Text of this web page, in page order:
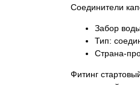
Соединители
Забор
Тип:
Страна-
Фитинг